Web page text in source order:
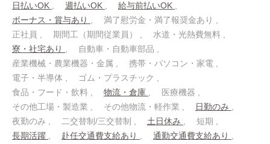
日払いOK
週払いOK
給与前払いOK
ボーナス・賞与あり
満了慰労金・満了報奨金あり
正社員
期間工（期間従業員）
水道・光熱費無料
寮・社宅あり
自動車・自動車部品
産業機械・農業機器・金属
携帯・パソコン・家電
電子・半導体
ゴム・プラスチック
食品・フード・飲料
物流・倉庫
医療機器
その他工場・製造業
その他物流・軽作業
日勤のみ
夜勤のみ
二交替制/三交替制 土日休み
短期
長期活躍
赴任交通費支給あり
通勤交通費支給あり